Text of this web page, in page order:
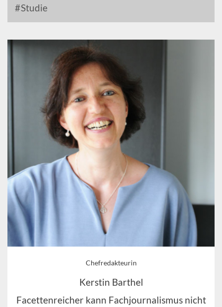
Studie
Chefredakteurin
Kerstin Barthel
Facettenreicher kann Fachjournalismus nicht